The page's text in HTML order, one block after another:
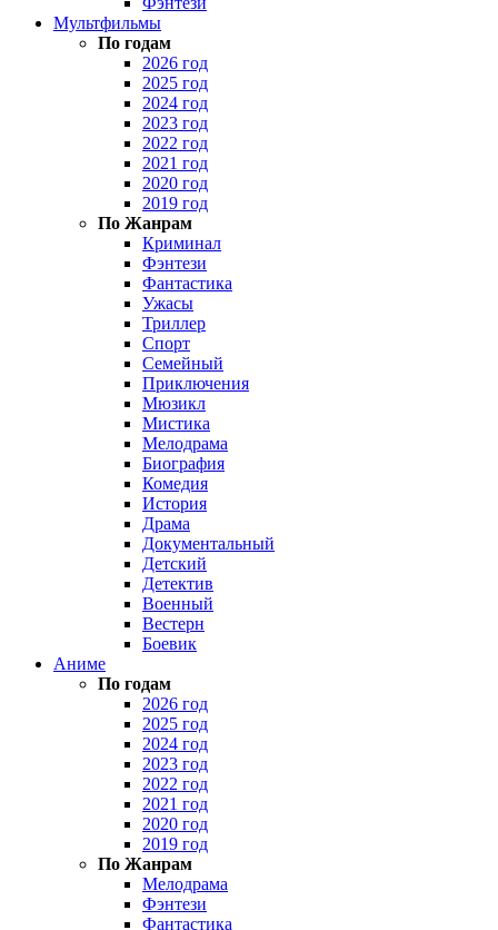
Мультфильмы
По годам
2026 год
2025 год
2024 год
2023 год
2022 год
2021 год
2020 год
2019 год
По Жанрам
Криминал
Фэнтези
Фантастика
Ужасы
Триллер
Спорт
Семейный
Приключения
Мюзикл
Мистика
Мелодрама
Биография
Комедия
История
Драма
Документальный
Детский
Детектив
Военный
Вестерн
Боевик
Аниме
По годам
2026 год
2025 год
2024 год
2023 год
2022 год
2021 год
2020 год
2019 год
По Жанрам
Мелодрама
Фэнтези
Фантастика